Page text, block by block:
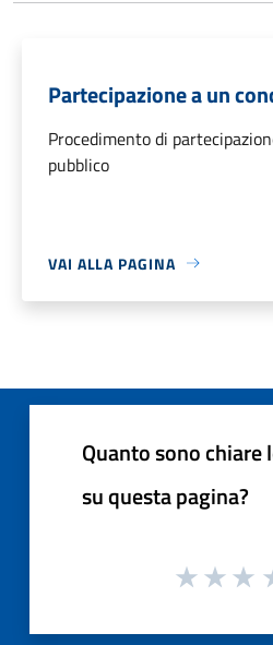
Partecipazione a un
Procedimento di
pubblico
VAI ALLA PAGINA
Quanto sono
su questa pagina?